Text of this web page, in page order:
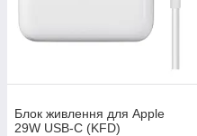
Блок живлення для Apple
29W USB-C (KFD)